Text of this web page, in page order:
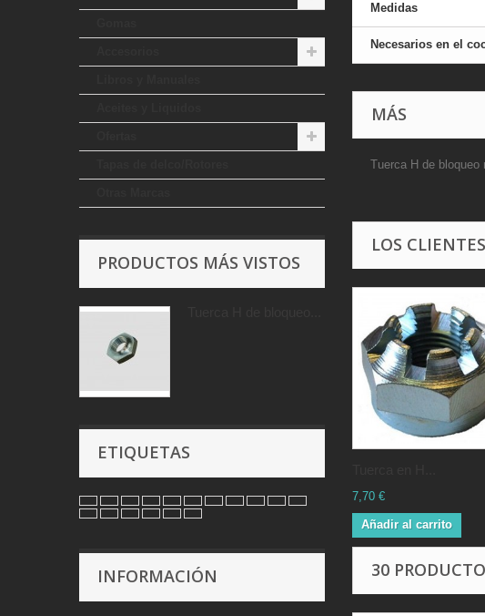
PRODUCTOS MÁS VISTOS
ETIQUETAS
INFORMACIÓN
Medidas
Necesarios en el
MÁS
Tuerca H de bloqueo
LOS
7,70 €
Añadir al carrito
30